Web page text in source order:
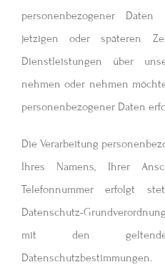
personenbezogener
jetzigen oder späteren
Dienstleistungen über
nehmen oder nehmen
personenbezogener Daten
Die Verarbeitung
Ihres Namens, Ihrer
Telefonnummer erfolgt
Datenschutz-
mit den geltenden